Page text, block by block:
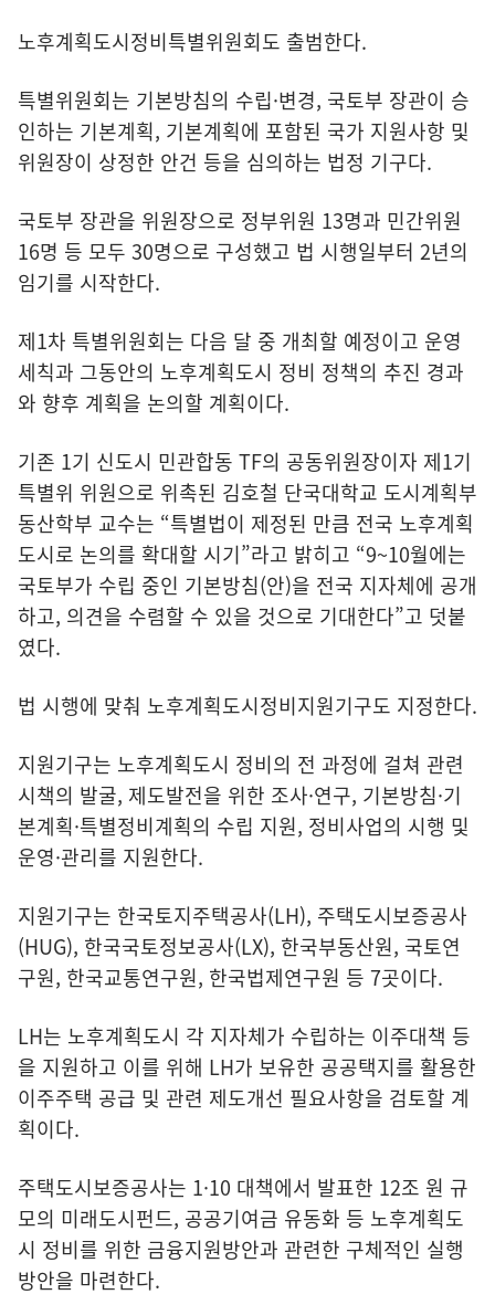
노후계획도시정비특별위원회도 출범한다.
특별위원회는 기본방침의 수립·변경, 국토부 장관이 승
인하는 기본계획, 기본계획에 포함된 국가 지원사항 및
위원장이 상정한 안건 등을 심의하는 법정 기구다.
국토부 장관을 위원장으로 정부위원 13명과 민간위원
16명 등 모두 30명으로 구성했고 법 시행일부터 2년의
임기를 시작한다.
제1차 특별위원회는 다음 달 중 개최할 예정이고 운영
세칙과 그동안의 노후계획도시 정비 정책의 추진 경과
와 향후 계획을 논의할 계획이다.
기존 1기 신도시 민관합동 TF의 공동위원장이자 제1기
특별위 위원으로 위촉된 김호철 단국대학교 도시계획부
동산학부 교수는 “특별법이 제정된 만큼 전국 노후계획
도시로 논의를 확대할 시기”라고 밝히고 “9~10월에는
국토부가 수립 중인 기본방침(안)을 전국 지자체에 공개
하고, 의견을 수렴할 수 있을 것으로 기대한다”고 덧붙
였다.
법 시행에 맞춰 노후계획도시정비지원기구도 지정한다.
지원기구는 노후계획도시 정비의 전 과정에 걸쳐 관련
시책의 발굴, 제도발전을 위한 조사·연구, 기본방침·기
본계획·특별정비계획의 수립 지원, 정비사업의 시행 및
운영·관리를 지원한다.
지원기구는 한국토지주택공사(LH), 주택도시보증공사
(HUG), 한국국토정보공사(LX), 한국부동산원, 국토연
구원, 한국교통연구원, 한국법제연구원 등 7곳이다.
LH는 노후계획도시 각 지자체가 수립하는 이주대책 등
을 지원하고 이를 위해 LH가 보유한 공공택지를 활용한
이주주택 공급 및 관련 제도개선 필요사항을 검토할 계
획이다.
주택도시보증공사는 1·10 대책에서 발표한 12조 원 규
모의 미래도시펀드, 공공기여금 유동화 등 노후계획도
시 정비를 위한 금융지원방안과 관련한 구체적인 실행
방안을 마련한다.